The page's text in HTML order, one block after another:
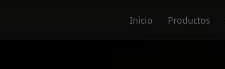
Inicio Productos